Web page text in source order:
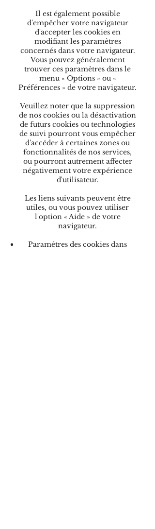
Il est également possible
d'empêcher votre navigateur
d'accepter les cookies en
modifiant les paramètres
concernés dans votre navigateur.
Vous pouvez généralement
trouver ces paramètres dans le
menu « Options » ou «
Préférences » de votre navigateur.
Veuillez noter que la suppression
de nos cookies ou la désactivation
de futurs cookies ou technologies
de suivi pourront vous empêcher
d'accéder à certaines zones ou
fonctionnalités de nos services,
ou pourront autrement affecter
négativement votre expérience
d'utilisateur.
Les liens suivants peuvent être
utiles, ou vous pouvez utiliser
l'option « Aide » de votre
navigateur.
Paramètres des cookies dans